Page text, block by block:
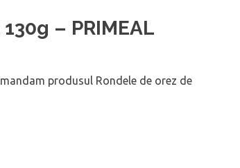
– PRIMEAL
produsul Rondele de orez de